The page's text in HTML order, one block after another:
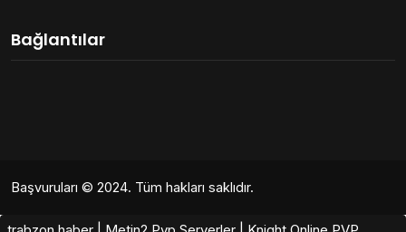
Bağlantılar
Başvuruları © 2024. Tüm hakları saklıdır.